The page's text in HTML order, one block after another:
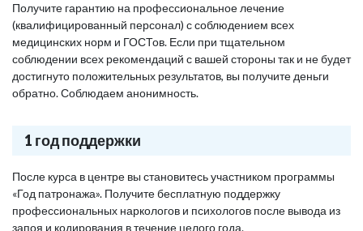
Получите гарантию на профессиональное лечение
(квалифицированный персонал) с соблюдением всех
медицинских норм и ГОСТов. Если при тщательном
соблюдении всех рекомендаций с вашей стороны так и не будет
достигнуто положительных результатов, вы получите деньги
обратно. Соблюдаем анонимность.
1 год поддержки
После курса в центре вы становитесь участником программы
«Год патронажа». Получите бесплатную поддержку
профессиональных наркологов и психологов после вывода из
запоя и кодирования в течение целого года.